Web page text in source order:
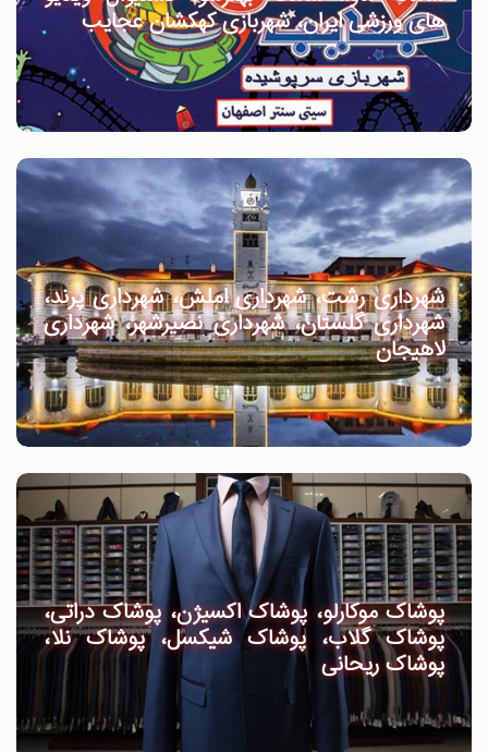
های ورزشی ایران، شهربازی کهکشان عجایب
شهرداری رشت، شهرداری املش، شهرداری پرند،
شهرداری گلستان، شهرداری نصیرشهر، شهرداری
لاهیجان
پوشاک موکارلو، پوشاک اکسیژن، پوشاک دراتی،
پوشاک گلاب، پوشاک شیکسل، پوشاک نلا،
پوشاک ریحانی